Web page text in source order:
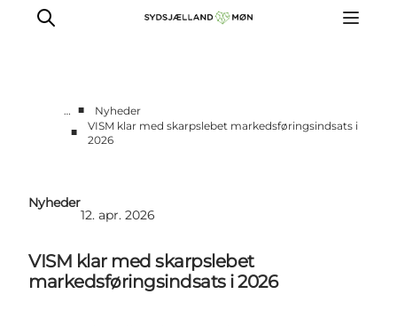
For turismeaktører
Projekter
Billeddatabase
Nyhedsbrev
… ■
Nyheder
■
VISM klar med skarpslebet markedsføringsindsats i
2026
Nyheder
12. apr. 2026
VISM klar med skarpslebet
markedsføringsindsats i 2026